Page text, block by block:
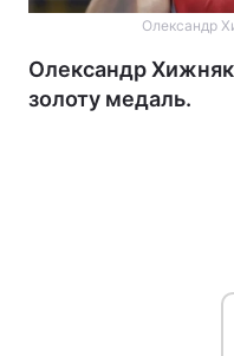
Олександр
Олександр
золоту медаль.